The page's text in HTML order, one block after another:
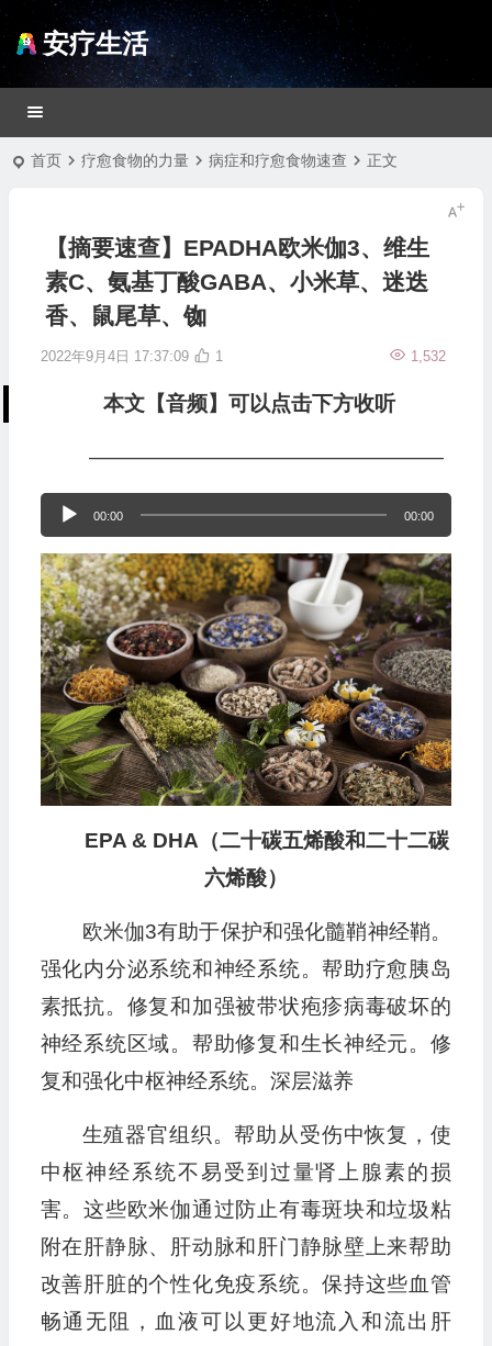
安疗生活
首页 疗愈食物的力量 病症和疗愈食物速查 正文
【摘要速查】EPADHA欧米伽3、维生
素C、氨基丁酸GABA、小米草、迷迭
香、鼠尾草、铷
2022年9月4日 17:37:09 1,532
1
本文【音频】可以点击下方收听
—————————————————
频
播
放
器
00:00 00:00
EPA & DHA（二十碳五烯酸和二十二碳
六烯酸）
欧米伽3有助于保护和强化髓鞘神经鞘。
强化内分泌系统和神经系统。帮助疗愈胰岛
素抵抗。修复和加强被带状疱疹病毒破坏的
神经系统区域。帮助修复和生长神经元。修
复和强化中枢神经系统。深层滋养
生殖器官组织。帮助从受伤中恢复，使
中枢神经系统不易受到过量肾上腺素的损
害。这些欧米伽通过防止有毒斑块和垃圾粘
附在肝静脉、肝动脉和肝门静脉壁上来帮助
改善肝脏的个性化免疫系统。保持这些血管
畅通无阻，血液可以更好地流入和流出肝